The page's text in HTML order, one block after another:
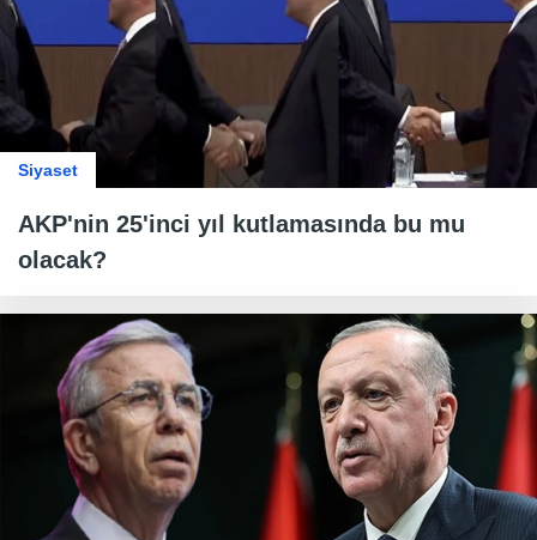
Siyaset
AKP'nin 25'inci yıl kutlamasında bu mu
olacak?